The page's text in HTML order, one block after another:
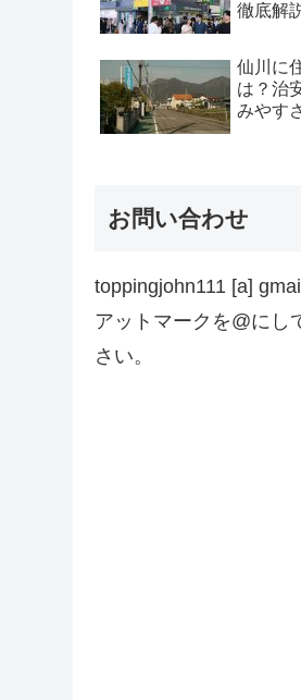
徹底解
仙川に
は？治
みやす
お問い合わせ
toppingjohn111 [a]
アットマークを@にし
さい。